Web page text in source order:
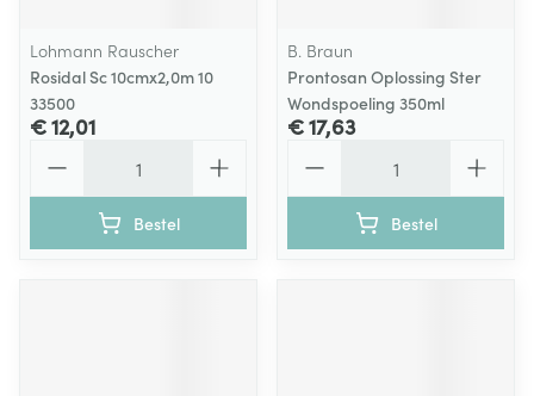
Lohmann Rauscher
Rosidal Sc 10cmx2,0m 10
33500
€ 12,01
Bestel
B. Braun
Prontosan Oplossing Ster
Wondspoeling 350ml
€ 17,63
Bestel